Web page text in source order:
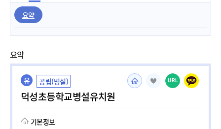
요약
요약
유 공립(병설)
덕성초등학교병설유치원
URL
기본정보